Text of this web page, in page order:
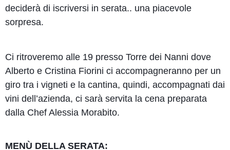
deciderà di iscriversi in serata.. una piacevole
sorpresa.
Ci ritroveremo alle 19 presso Torre dei Nanni dove
Alberto e Cristina Fiorini ci accompagneranno per un
giro tra i vigneti e la cantina, quindi, accompagnati dai
vini dell’azienda, ci sarà servita la cena preparata
dalla Chef Alessia Morabito.
MENÙ DELLA SERATA: